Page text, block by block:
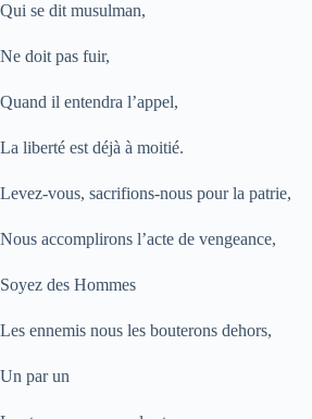
Qui se dit musulman,
Ne doit pas fuir,
Quand il entendra l’appel,
La liberté est déjà à moitié.
Levez-vous, sacrifions-nous pour la patrie,
Nous accomplirons l’acte de vengeance,
Soyez des Hommes
Les ennemis nous les bouterons dehors,
Un par un